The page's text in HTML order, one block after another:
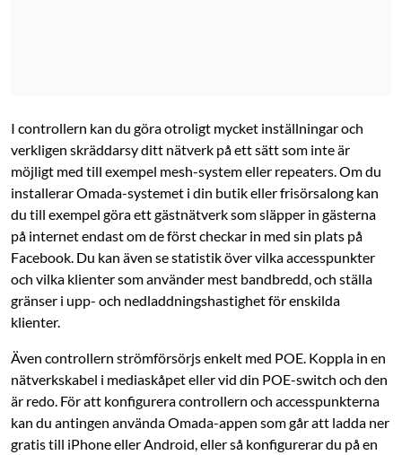
I controllern kan du göra otroligt mycket inställningar och
verkligen skräddarsy ditt nätverk på ett sätt som inte är
möjligt med till exempel mesh-system eller repeaters. Om du
installerar Omada-systemet i din butik eller frisörsalong kan
du till exempel göra ett gästnätverk som släpper in gästerna
på internet endast om de först checkar in med sin plats på
Facebook. Du kan även se statistik över vilka accesspunkter
och vilka klienter som använder mest bandbredd, och ställa
gränser i upp- och nedladdningshastighet för enskilda
klienter.
Även controllern strömförsörjs enkelt med POE. Koppla in en
nätverkskabel i mediaskåpet eller vid din POE-switch och den
är redo. För att konfigurera controllern och accesspunkterna
kan du antingen använda Omada-appen som går att ladda ner
gratis till iPhone eller Android, eller så konfigurerar du på en